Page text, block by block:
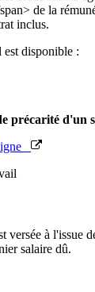
de la
inclus.
disponible :
précarité d'un
versée à l'issue
salaire dû.